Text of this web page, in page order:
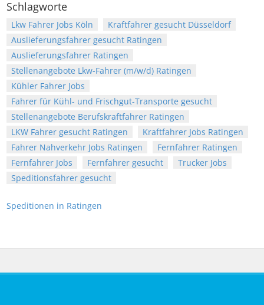
Schlagworte
Lkw Fahrer Jobs Köln
Kraftfahrer gesucht Düsseldorf
Auslieferungsfahrer gesucht Ratingen
Auslieferungsfahrer Ratingen
Stellenangebote Lkw-Fahrer (m/w/d) Ratingen
Kühler Fahrer Jobs
Fahrer für Kühl- und Frischgut-Transporte gesucht
Stellenangebote Berufskraftfahrer Ratingen
LKW Fahrer gesucht Ratingen
Kraftfahrer Jobs Ratingen
Fahrer Nahverkehr Jobs Ratingen
Fernfahrer Ratingen
Fernfahrer Jobs
Fernfahrer gesucht
Trucker Jobs
Speditionsfahrer gesucht
Speditionen in Ratingen